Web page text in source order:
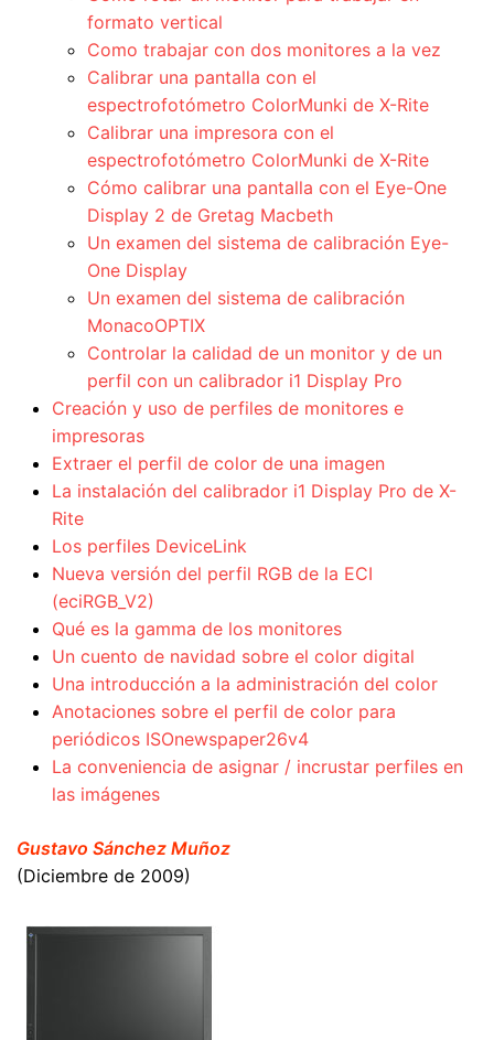
formato vertical
Como trabajar con dos monitores a la vez
Calibrar una pantalla con el
espectrofotómetro ColorMunki de X-Rite
Calibrar una impresora con el
espectrofotómetro ColorMunki de X-Rite
Cómo calibrar una pantalla con el Eye-One
Display 2 de Gretag Macbeth
Un examen del sistema de calibración Eye-
One Display
Un examen del sistema de calibración
MonacoOPTIX
Controlar la calidad de un monitor y de un
perfil con un calibrador i1 Display Pro
Creación y uso de perfiles de monitores e
impresoras
Extraer el perfil de color de una imagen
La instalación del calibrador i1 Display Pro de X-
Rite
Los perfiles DeviceLink
Nueva versión del perfil RGB de la ECI
(eciRGB_V2)
Qué es la gamma de los monitores
Un cuento de navidad sobre el color digital
Una introducción a la administración del color
Anotaciones sobre el perfil de color para
periódicos ISOnewspaper26v4
La conveniencia de asignar / incrustar perfiles en
las imágenes
Gustavo Sánchez Muñoz
(Diciembre de 2009)